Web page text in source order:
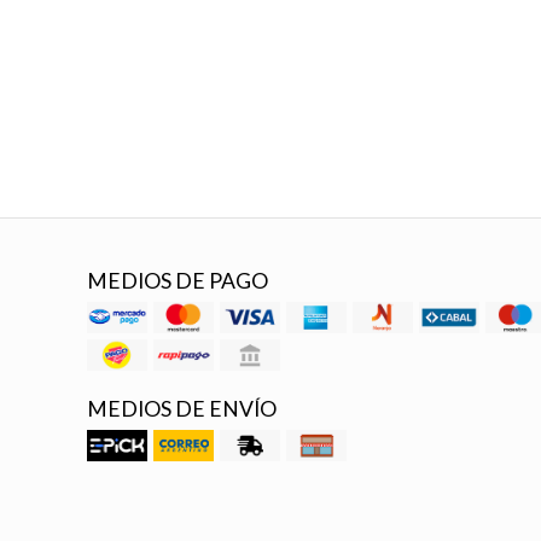
MEDIOS DE PAGO
MEDIOS DE ENVÍO